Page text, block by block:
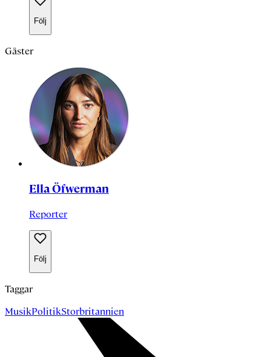
Följ
Gäster
Ella Öfwerman
Reporter
Följ
Taggar
MusikPolitikStorbritannien